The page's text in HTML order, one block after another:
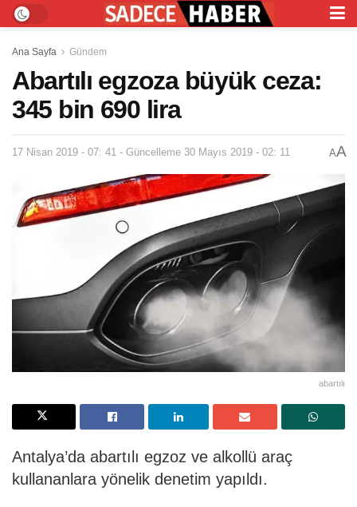
Ana Sayfa Gündem
Abartılı egzoza büyük ceza:
345 bin 690 lira
17 Nisan 2019 - 07: 41 - Güncelleme 30 Mayıs 2019 - 02: 11 AA
abartılı
Antalya’da abartılı egzoz ve alkollü araç
kullananlara yönelik denetim yapıldı.